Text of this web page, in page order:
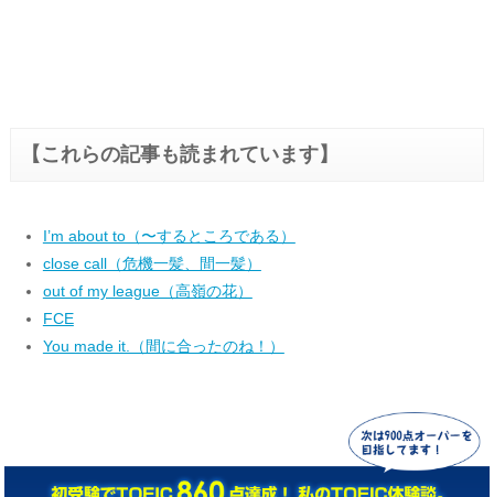
【これらの記事も読まれています】
I’m about to（〜するところである）
close call（危機一髪、間一髪）
out of my league（高嶺の花）
FCE
You made it.（間に合ったのね！）